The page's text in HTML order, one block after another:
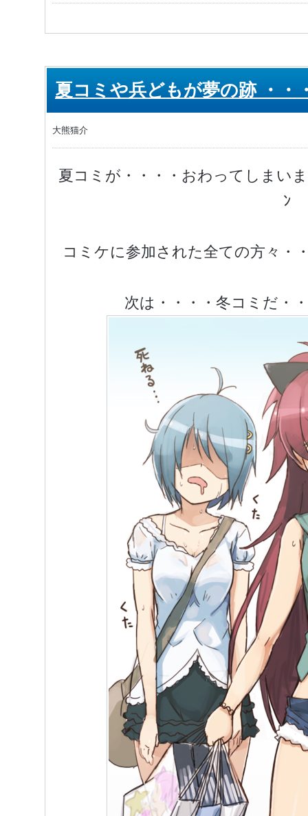
夏コミや兵どもが夢の跡 ・・
大熊猫介
夏コミが・・・・おわってしまい
ﾝ
コミケに参加された全ての方々・
次は・・・・冬コミだ・